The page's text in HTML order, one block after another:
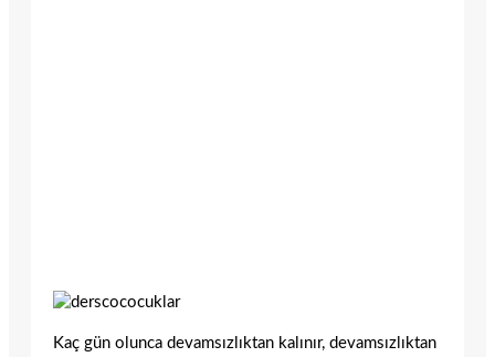
Kaç gün olunca devamsızlıktan kalınır, devamsızlıktan